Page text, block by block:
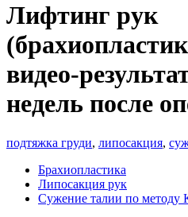
Лифтинг рук
видео-
недель после
подтяжка груди, липосакция,
Брахиопластика
Липосакция рук
Сужение талии по методу